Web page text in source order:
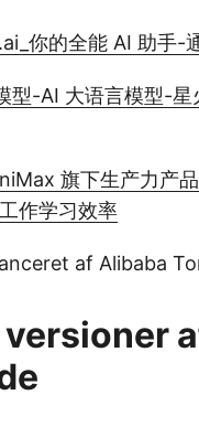
你的全能 AI 助手-
型-AI 大语言模型-
旗下生产力产品
作学习效率
af Alibaba